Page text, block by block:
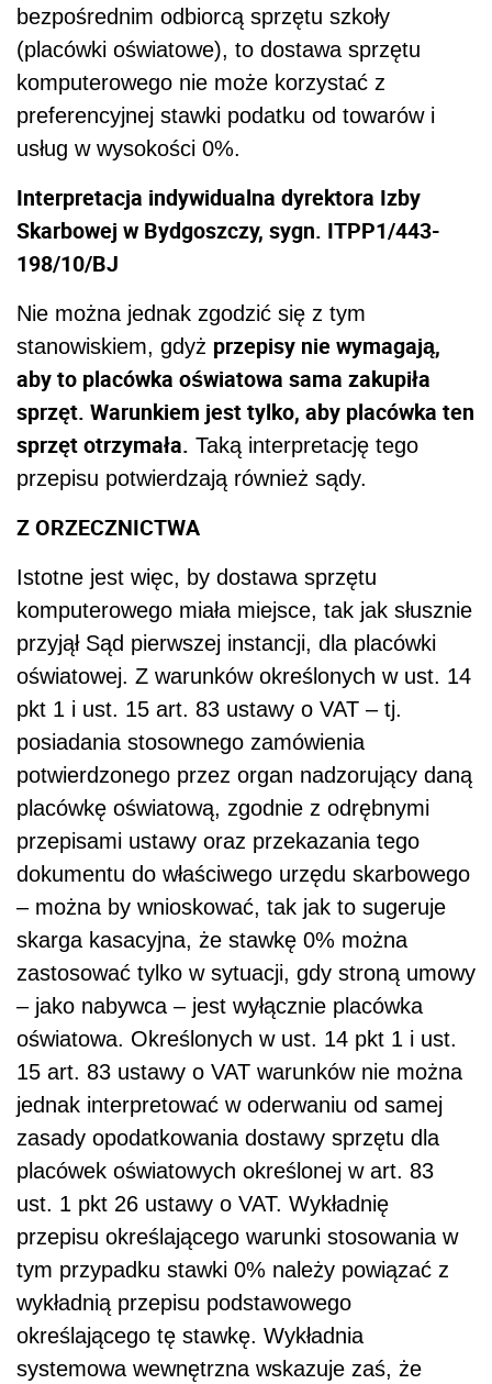
bezpośrednim odbiorcą sprzętu szkoły
(placówki oświatowe), to dostawa sprzętu
komputerowego nie może korzystać z
preferencyjnej stawki podatku od towarów i
usług w wysokości 0%.
Interpretacja indywidualna dyrektora Izby
Skarbowej w Bydgoszczy, sygn. ITPP1/443-
198/10/BJ
Nie można jednak zgodzić się z tym
stanowiskiem, gdyż przepisy nie wymagają,
aby to placówka oświatowa sama zakupiła
sprzęt. Warunkiem jest tylko, aby placówka ten
sprzęt otrzymała. Taką interpretację tego
przepisu potwierdzają również sądy.
Z ORZECZNICTWA
Istotne jest więc, by dostawa sprzętu
komputerowego miała miejsce, tak jak słusznie
przyjął Sąd pierwszej instancji, dla placówki
oświatowej. Z warunków określonych w ust. 14
pkt 1 i ust. 15 art. 83 ustawy o VAT – tj.
posiadania stosownego zamówienia
potwierdzonego przez organ nadzorujący daną
placówkę oświatową, zgodnie z odrębnymi
przepisami ustawy oraz przekazania tego
dokumentu do właściwego urzędu skarbowego
– można by wnioskować, tak jak to sugeruje
skarga kasacyjna, że stawkę 0% można
zastosować tylko w sytuacji, gdy stroną umowy
– jako nabywca – jest wyłącznie placówka
oświatowa. Określonych w ust. 14 pkt 1 i ust.
15 art. 83 ustawy o VAT warunków nie można
jednak interpretować w oderwaniu od samej
zasady opodatkowania dostawy sprzętu dla
placówek oświatowych określonej w art. 83
ust. 1 pkt 26 ustawy o VAT. Wykładnię
przepisu określającego warunki stosowania w
tym przypadku stawki 0% należy powiązać z
wykładnią przepisu podstawowego
określającego tę stawkę. Wykładnia
systemowa wewnętrzna wskazuje zaś, że